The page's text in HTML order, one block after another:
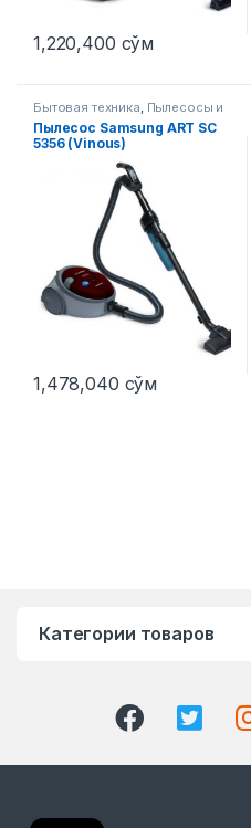
1,220,400 сўм
Бытовая техника, Пылесосы и
аксессуары
Пылесос Samsung ART SC
5356 (Vinous)
1,478,040 сўм
Категории товаров